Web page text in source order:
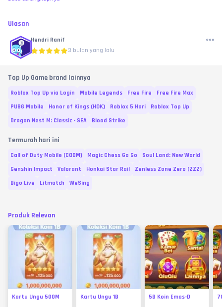
Ulasan
Hendri Ranif
3 bulan yang lalu
Top Up Game brand lainnya
Roblox Top Up via Login Mobile Legends Free Fire
Free Fire Max
PUBG Mobile
Honor of Kings (HOK) Roblox 5 Hari
Roblox Top Up
Dragon Nest M: Classic - SEA
Blood Strike
Termurah hari ini
Call of Duty Mobile (CODM) Magic Chess Go Go
Soul Land: New World
Genshin Impact
Valorant Honkai Star Rail
Zenless Zone Zero (ZZZ)
Bigo Live
Litmatch WeSing
Produk Relevan
Kartu Ungu 500M Kartu Ungu 1B 5B Koin Emas-D